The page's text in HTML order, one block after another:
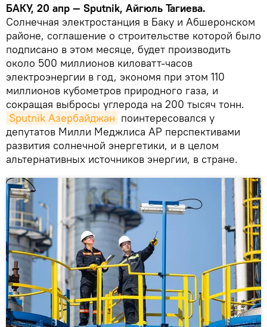
БАКУ, 20 апр — Sputnik, Айгюль Тагиева.
Солнечная электростанция в Баку и Абшеронском
районе, соглашение о строительстве которой было
подписано в этом месяце, будет производить
около 500 миллионов киловатт-часов
электроэнергии в год, экономя при этом 110
миллионов кубометров природного газа, и
сокращая выбросы углерода на 200 тысяч тонн.
Sputnik Азербайджан поинтересовался у
депутатов Милли Меджлиса АР перспективами
развития солнечной энергетики, и в целом
альтернативных источников энергии, в стране.